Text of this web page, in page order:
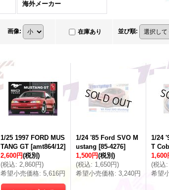
海外メーカー
画像: 在庫あり 並び順:
1/25 1997 FORD MUS
TANG GT [amt864/12]
2,600円(税別)
(税込: 2,860円)
希望小売価格: 5,616円
1/24 '85 Ford SVO M
ustang [85-4276]
1,500円(税別)
(税込: 1,650円)
希望小売価格: 3,240円
1/24
T
1,600
(税込:
希望